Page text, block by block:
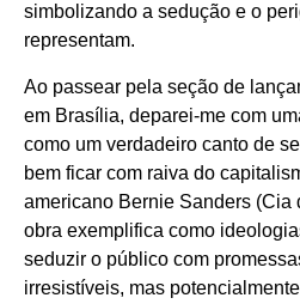
simbolizando a sedução e o
representam.
Ao passear pela seção de
em Brasília, deparei-me com
como um verdadeiro canto de
bem ficar com raiva do
americano Bernie Sanders (Cia
obra exemplifica como
seduzir o público com
irresistíveis, mas